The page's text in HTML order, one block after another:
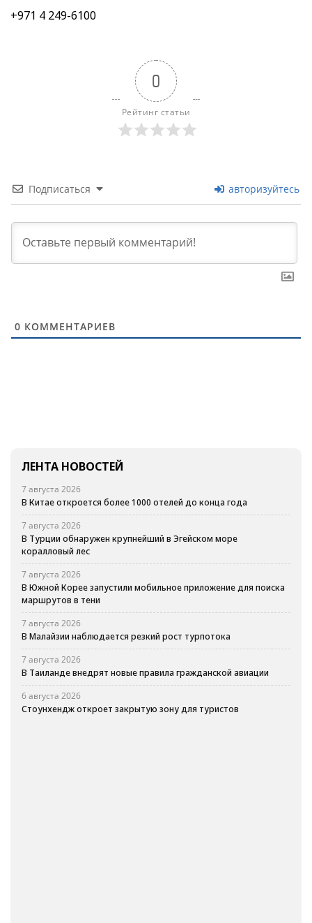
+971 4 249-6100
0
Рейтинг статьи
Подписаться авторизуйтесь
0 КОММЕНТАРИЕВ
ЛЕНТА НОВОСТЕЙ
7 августа 2026
В Китае откроется более 1000 отелей до конца года
7 августа 2026
В Турции обнаружен крупнейший в Эгейском море
коралловый лес
7 августа 2026
В Южной Корее запустили мобильное приложение для поиска
маршрутов в тени
7 августа 2026
В Малайзии наблюдается резкий рост турпотока
7 августа 2026
В Таиланде внедрят новые правила гражданской авиации
6 августа 2026
Стоунхендж откроет закрытую зону для туристов